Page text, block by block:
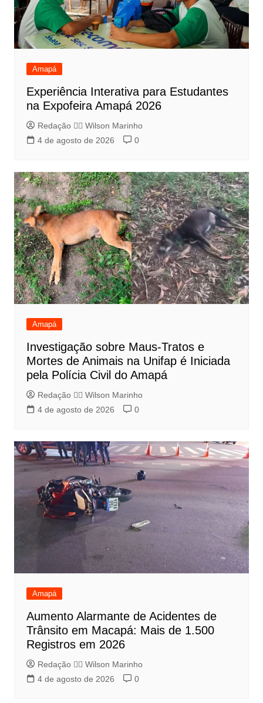
Amapá
Experiência Interativa para Estudantes
na Expofeira Amapá 2026
Redação 👨‍⚖️​ Wilson Marinho
4 de agosto de 2026
0
Amapá
Investigação sobre Maus-Tratos e
Mortes de Animais na Unifap é Iniciada
pela Polícia Civil do Amapá
Redação 👨‍⚖️​ Wilson Marinho
4 de agosto de 2026
0
Amapá
Aumento Alarmante de Acidentes de
Trânsito em Macapá: Mais de 1.500
Registros em 2026
Redação 👨‍⚖️​ Wilson Marinho
4 de agosto de 2026
0